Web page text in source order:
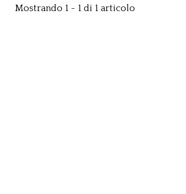
Mostrando 1 - 1 di 1 articolo